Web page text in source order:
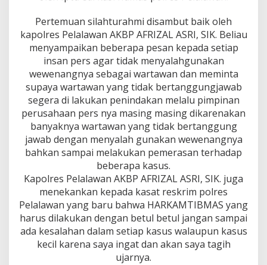
A
A
P
O
R
E
S
P
E
L
A
L
A
W
A
N
A
K
B
P
A
F
Pertemuan silahturahmi disambut baik oleh
kapolres Pelalawan AKBP AFRIZAL ASRI, SIK. Beliau
menyampaikan beberapa pesan kepada setiap
insan pers agar tidak menyalahgunakan
wewenangnya sebagai wartawan dan meminta
supaya wartawan yang tidak bertanggungjawab
segera di lakukan penindakan melalu pimpinan
perusahaan pers nya masing masing dikarenakan
banyaknya wartawan yang tidak bertanggung
jawab dengan menyalah gunakan wewenangnya
bahkan sampai melakukan pemerasan terhadap
beberapa kasus.
Kapolres Pelalawan AKBP AFRIZAL ASRI, SIK. juga
menekankan kepada kasat reskrim polres
Pelalawan yang baru bahwa HARKAMTIBMAS yang
harus dilakukan dengan betul betul jangan sampai
ada kesalahan dalam setiap kasus walaupun kasus
kecil karena saya ingat dan akan saya tagih
ujarnya.